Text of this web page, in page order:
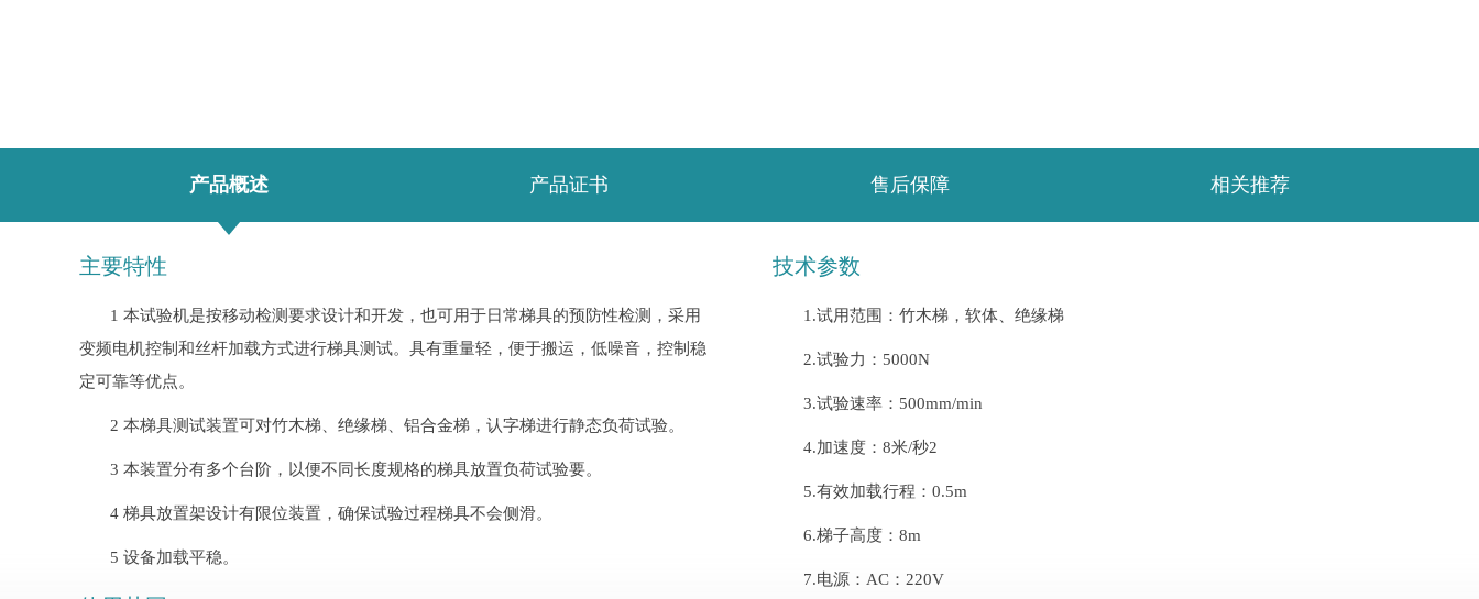
产品概述 产品证书 售后保障 相关推荐
主要特性
1 本试验机是按移动检测要求设计和开发，也可用于日常梯具的预防性检测，采用
变频电机控制和丝杆加载方式进行梯具测试。具有重量轻，便于搬运，低噪音，控制稳
定可靠等优点。
2 本梯具测试装置可对竹木梯、绝缘梯、铝合金梯，认字梯进行静态负荷试验。
3 本装置分有多个台阶，以便不同长度规格的梯具放置负荷试验要。
4 梯具放置架设计有限位装置，确保试验过程梯具不会侧滑。
5 设备加载平稳。
技术参数
1.试用范围：竹木梯，软体、绝缘梯
2.试验力：5000N
3.试验速率：500mm/min
4.加速度：8米/秒2
5.有效加载行程：0.5m
6.梯子高度：8m
7.电源：AC：220V